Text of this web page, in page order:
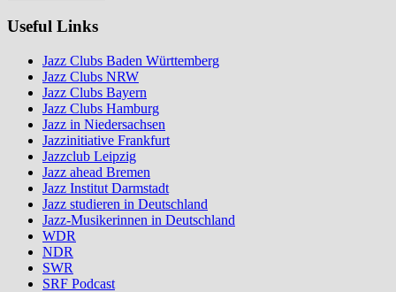
Useful Links
Jazz Clubs Baden Württemberg
Jazz Clubs NRW
Jazz Clubs Bayern
Jazz Clubs Hamburg
Jazz in Niedersachsen
Jazzinitiative Frankfurt
Jazzclub Leipzig
Jazz ahead Bremen
Jazz Institut Darmstadt
Jazz studieren in Deutschland
Jazz-Musikerinnen in Deutschland
WDR
NDR
SWR
SRF Podcast